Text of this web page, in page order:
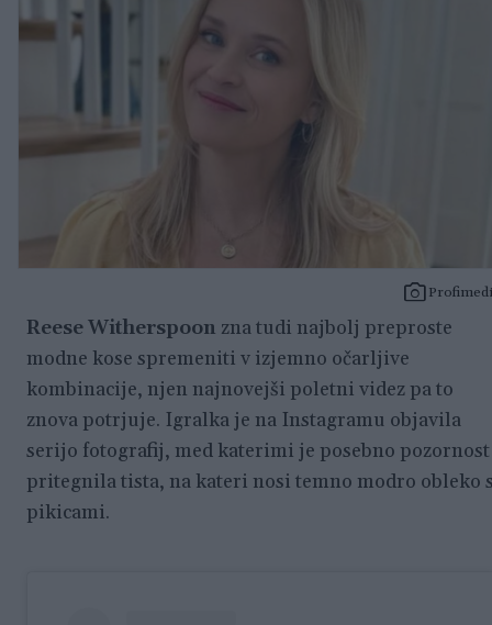
Reese Witherspoon zna tudi najbolj preproste
modne kose spremeniti v izjemno očarljive
kombinacije, njen najnovejši poletni videz pa to
znova potrjuje. Igralka je na Instagramu objavila
serijo fotografij, med katerimi je posebno pozornost
pritegnila tista, na kateri nosi temno modro obleko
pikicami.